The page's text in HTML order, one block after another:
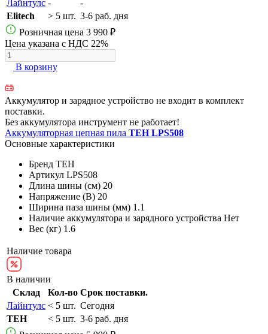
Лайнтулс -
-
Elitech
> 5 шт. 3-6 раб. дня
Розничная цена 3 990 ₽
Цена указана с НДС 22%
В корзину
Аккумулятор и зарядное устройство не входит в комплект
поставки.
Без аккумулятора инструмент не работает!
Аккумуляторная цепная пила TEH LPS508
Основные характеристики
Бренд TEH
Артикул LPS508
Длина шины (см) 20
Напряжение (В) 20
Ширина паза шины (мм) 1.1
Наличие аккумулятора и зарядного устройства Нет
Вес (кг) 1.6
Наличие товара
В наличии
Склад
Кол-во Срок поставки.
Лайнтулс < 5 шт. Сегодня
TEH
< 5 шт. 3-6 раб. дня